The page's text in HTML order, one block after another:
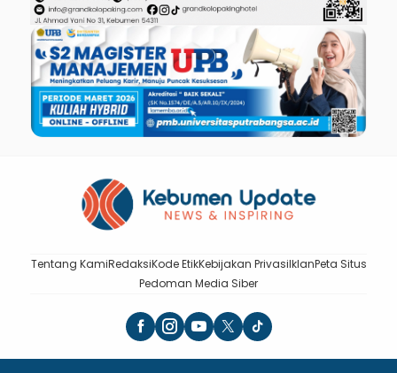
Tentang KamiRedaksiKode EtikKebijakan PrivasiIklanPeta Situs
Pedoman Media Siber